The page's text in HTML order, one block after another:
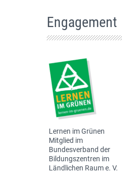
Engagement
Lernen im Grünen
Mitglied im
Bundesverband der
Bildungszentren im
Ländlichen Raum e. V.